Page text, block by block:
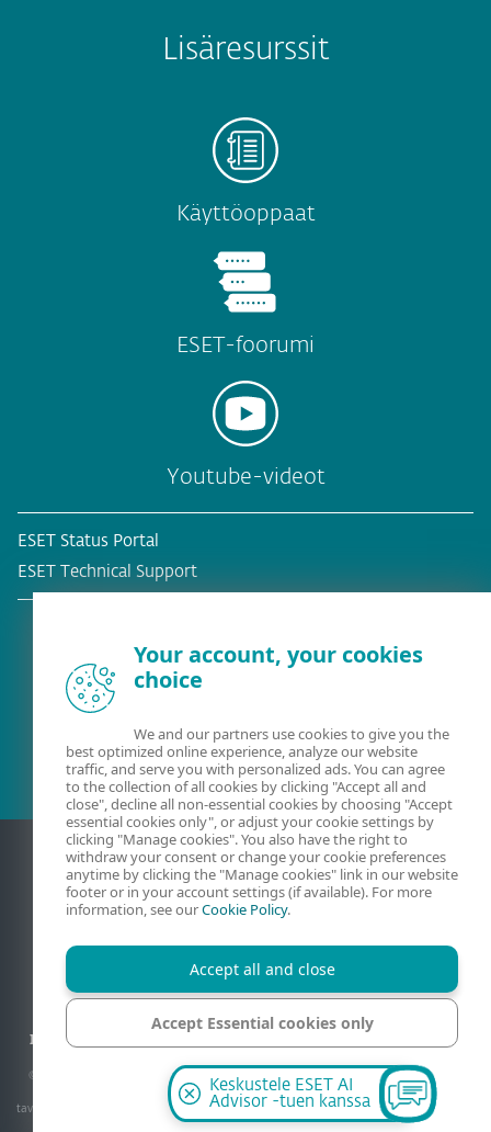
Lisäresurssit
Käyttöoppaat
ESET-foorumi
Youtube-videot
ESET Status Portal
ESET Technical Support
Oikeudelliset tiedot
Ilmoita haavoittuvuuksista
© 1992 - 2026 ESET, spol. s r.o. - Kaikki oikeudet pidätetään. Käytetyt tavaramerkit
ovat ESET, spol. s r.o:n tai ESET North American tavaramerkkejä tai rekisteröityjä
tavaramerkkejä. Kaikki muut nimet ja tuotemerkit ovat niiden omistajien rekisteröityjä
tavaramerkkejä.
Your account, your cookies
choice
We and our partners use cookies to give you the
best optimized online experience, analyze our website
traffic, and serve you with personalized ads. You can agree
to the collection of all cookies by clicking "Accept all and
close", decline all non-essential cookies by choosing "Accept
essential cookies only", or adjust your cookie settings by
clicking "Manage cookies". You also have the right to
withdraw your consent or change your cookie preferences
anytime by clicking the "Manage cookies" link in our website
footer or in your account settings (if available). For more
information, see ourCookie Policy.
Accept all and close
Accept Essential cookies only
Manage cookies
Keskustele ESET AI
Advisor -tuen kanssa